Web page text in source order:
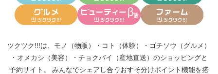
ツクツク!!!は、 モノ（物販） ・ コト（体験） ・ ゴチソウ（グルメ）
・ オメカシ（美容） ・ チョクバイ（産地直送） のショッピングと
予約サイト。
みんなでシェアし合う おすそ分けポイント機能を搭